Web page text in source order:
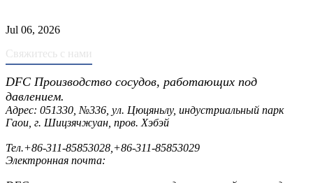
Jul 06, 2026
Свяжитесь с нами
DFC Производство сосудов, работающих под
давлением.
Адрес: 051330, №336, ул. Цюцяньлу, индустриальный парк
Гаои, г. Шицзячжуан, пров. Хэбэй
Тел.+86-311-85853028 +86-311-85853029
Электронная почта: